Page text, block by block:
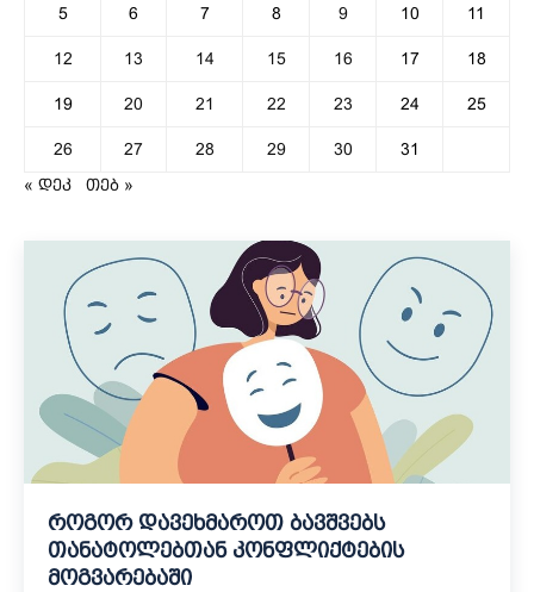
5 6 7 8 9 10 11
12 13 14 15 16 17 18
19 20 21 22 23 24 25
26 27 28 29 30
31
« დეკ
თებ »
როგორ დავეხმაროთ ბავშვებს
თანატოლებთან კონფლიქტების
მოგვარებაში